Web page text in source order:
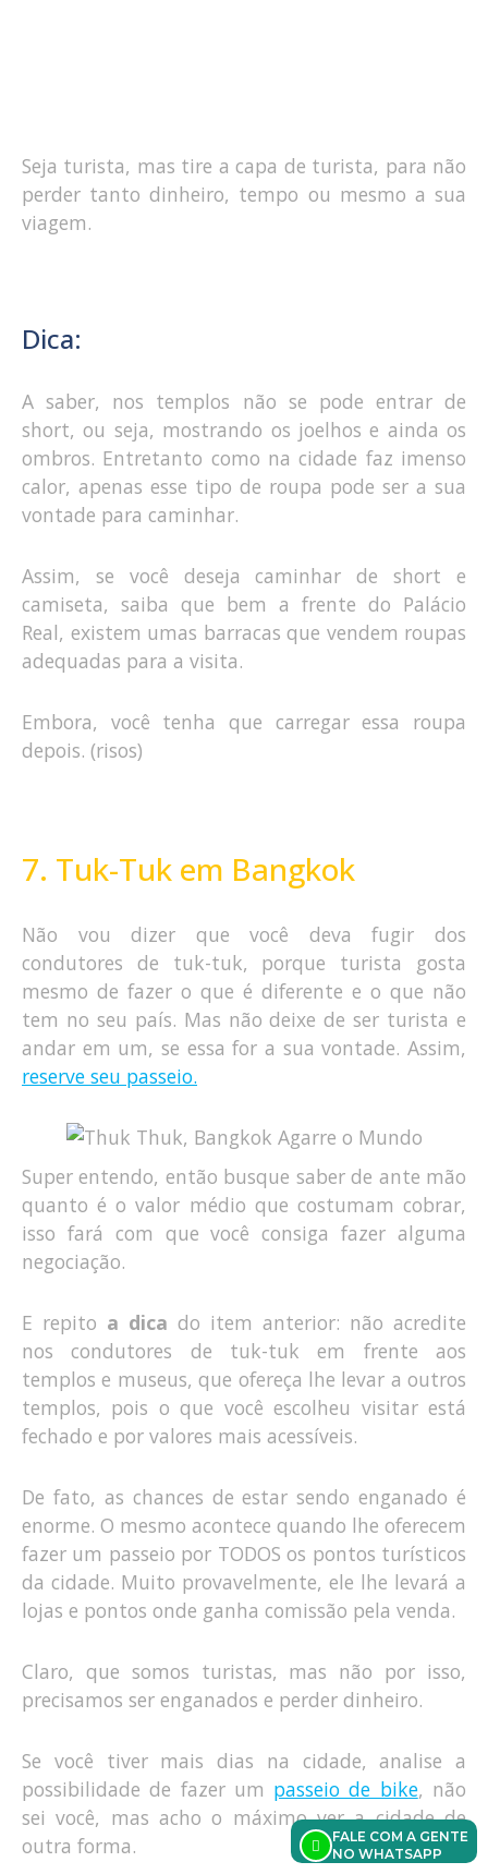
Seja turista, mas tire a capa de turista, para não
perder tanto dinheiro, tempo ou mesmo a sua
viagem.
Dica:
A saber, nos templos não se pode entrar de
short, ou seja, mostrando os joelhos e ainda os
ombros. Entretanto como na cidade faz imenso
calor, apenas esse tipo de roupa pode ser a sua
vontade para caminhar.
Assim, se você deseja caminhar de short e
camiseta, saiba que bem a frente do Palácio
Real, existem umas barracas que vendem roupas
adequadas para a visita.
Embora, você tenha que carregar essa roupa
depois. (risos)
7. Tuk-Tuk em Bangkok
Não vou dizer que você deva fugir dos
condutores de tuk-tuk, porque turista gosta
mesmo de fazer o que é diferente e o que não
tem no seu país. Mas não deixe de ser turista e
andar em um, se essa for a sua vontade. Assim,
reserve seu passeio.
Super entendo, então busque saber de ante mão
quanto é o valor médio que costumam cobrar,
isso fará com que você consiga fazer alguma
negociação.
E repito a dica do item anterior: não acredite
nos condutores de tuk-tuk em frente aos
templos e museus, que ofereça lhe levar a outros
templos, pois o que você escolheu visitar está
fechado e por valores mais acessíveis.
De fato, as chances de estar sendo enganado é
enorme. O mesmo acontece quando lhe oferecem
fazer um passeio por TODOS os pontos turísticos
da cidade. Muito provavelmente, ele lhe levará a
lojas e pontos onde ganha comissão pela venda.
Claro, que somos turistas, mas não por isso,
precisamos ser enganados e perder dinheiro.
Se você tiver mais dias na cidade, analise a
possibilidade de fazer um passeio de bike, não
sei você, mas acho o máximo ver a cidade de
outra forma.
FALE COM A GENTE
NO WHATSAPP